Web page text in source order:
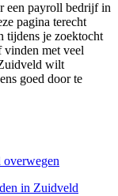
een payroll bedrijf in
pagina terecht
tijdens je zoektocht
met veel
wilt
goed door te
in Zuidveld